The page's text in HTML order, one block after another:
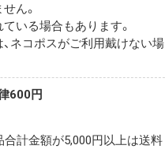
ん。
いる場合もあります。
ネコポスがご利用戴けない場
600円
計金額が5,000円以上は送料